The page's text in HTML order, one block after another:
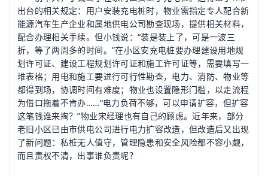
出台的相关规定：用户安装充电桩时，物业需指定专人配合新
能源汽车生产企业和属地供电公司勘查现场，提供相关材料，
配合办理相关手续。但小钱说：“装是装上了，可是一波三
折，等了两周多的时间。”在小区安充电桩要办理建设用地规
划许可证、建设工程规划许可证和施工许可证等，需要填写一
堆表格；用电和施工要进行可行性勘查，电力、消防、物业等
都得到场，协调时间有难度；物业也设置隐形门槛，以走流程
为借口拖着不肯办……“电力负荷不够，可以申请扩容，但扩容
这笔钱谁来掏？”物业宋经理也有自己的顾虑。近年来，部分
老旧小区已由市供电公司进行电力扩容改造，但改造后又出现
了新问题：私桩无人值守，管理隐患和安全风险都不容小觑，
而且责权不清，出事谁负责呢？